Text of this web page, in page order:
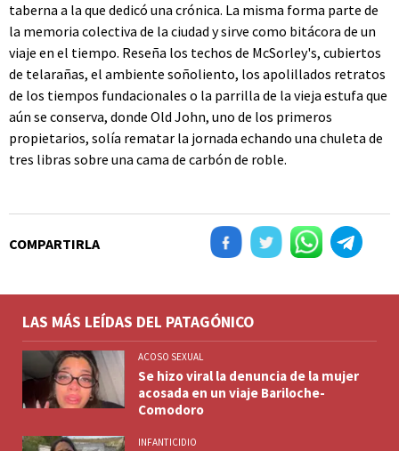
taberna a la que dedicó una crónica. La misma forma parte de
la memoria colectiva de la ciudad y sirve como bitácora de un
viaje en el tiempo. Reseña los techos de McSorley's, cubiertos
de telarañas, el ambiente soñoliento, los apolillados retratos
de los tiempos fundacionales o la parrilla de la vieja estufa que
aún se conserva, donde Old John, uno de los primeros
propietarios, solía rematar la jornada echando una chuleta de
tres libras sobre una cama de carbón de roble.
COMPARTIRLA
LAS MÁS LEÍDAS DEL PATAGÓNICO
ACOSO SEXUAL
Se hizo viral la denuncia de la mujer
acosada en un viaje Bariloche-
Comodoro
INFANTICIDIO